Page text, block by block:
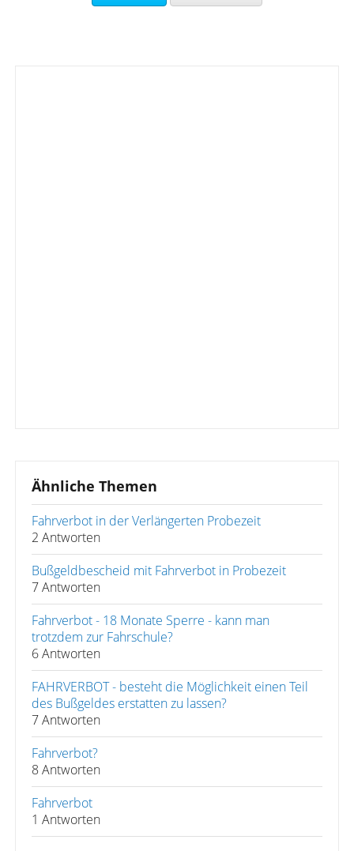
Ähnliche Themen
Fahrverbot in der Verlängerten Probezeit
2 Antworten
Bußgeldbescheid mit Fahrverbot in Probezeit
7 Antworten
Fahrverbot - 18 Monate Sperre - kann man
trotzdem zur Fahrschule?
6 Antworten
FAHRVERBOT - besteht die Möglichkeit einen Teil
des Bußgeldes erstatten zu lassen?
7 Antworten
Fahrverbot?
8 Antworten
Fahrverbot
1 Antworten